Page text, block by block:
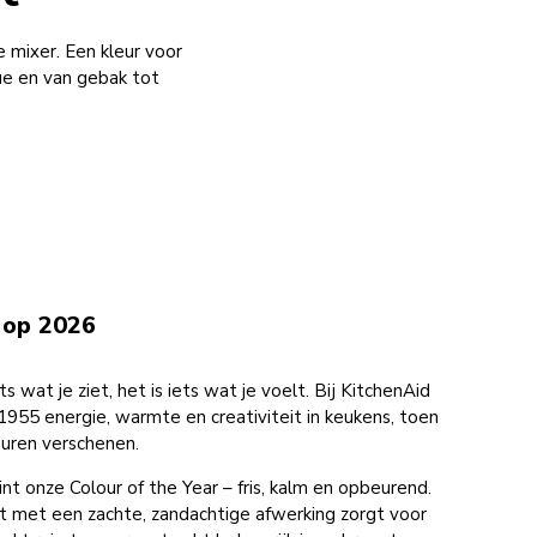
Een kleur voor
en van gebak tot
2026
wat je ziet, het is iets wat je voelt. Bij KitchenAid
energie, warmte en creativiteit in keukens, toen
verschenen.
onze Colour of the Year – fris, kalm en opbeurend.
een zachte, zandachtige afwerking zorgt voor